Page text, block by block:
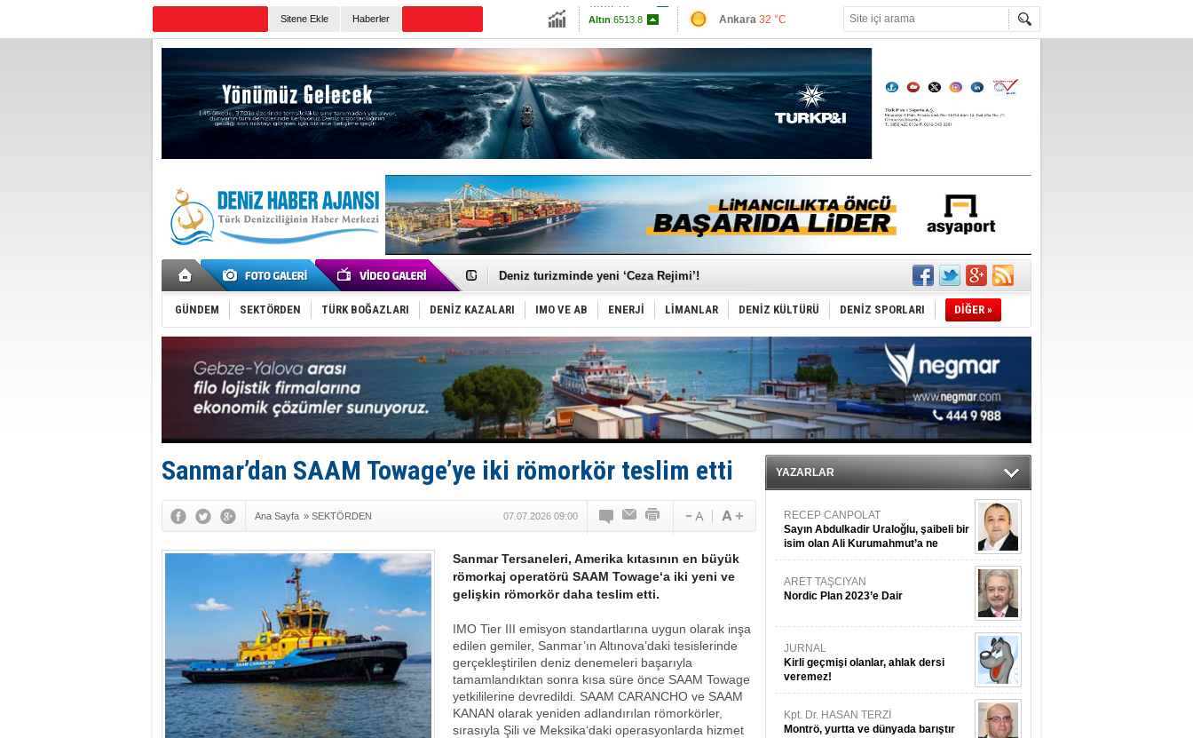
Sitene Ekle Haberler
Altın 6513.8
Euro55.0475
Ankara 32 °C
Antalya34 °C
Muğla 34 °C
Çanakkale 33 °C
Türkiye-Irak enerji hattında yeni dönem başlıyor
Deniz turizminde yeni ‘Ceza Rejimi’!
DÖDER, 28. Dönem Yönetim Kurulu Başkanını seçti!
Fairline, Türkiye’de ‘SoleMarin’i seçti
Baltık Denizi'nde tarih yazıldı!
Runit kubbesi okyanusun derinliklerinde halkı tehdit ediyor
Limana dadandılar, 10 tekneyi soydular!
Türk Loydu’na Süveyş tonaj yetkisi
Hüseyin Mengi: “Yapay Zekâ, Ustanın yerini alamaz”
Hat-San Tersanesi’nden yüzer havuza omurga: NB26
Med Marine’e yeni Römorkör!
KOSDER’den Karadeniz için ‘Çağrı’!
Tekne, su aldı: 100 yolcu, tahliye edildi
GÜNDEM SEKTÖRDEN TÜRK BOĞAZLARI DENİZ KAZALARI IMO VE AB ENERJİ LİMANLAR DENİZ KÜLTÜRÜ DENİZ SPORLARI DİĞER »
Sanmar’dan SAAM Towage’ye iki römorkör teslim etti
Ana Sayfa » SEKTÖRDEN 07.07.2026 09:00
Sanmar Tersaneleri, Amerika kıtasının en büyük
römorkaj operatörü SAAM Towage‘a iki yeni ve
gelişkin römorkör daha teslim etti.
IMO Tier III emisyon standartlarına uygun olarak inşa
edilen gemiler, Sanmar’ın Altınova’daki tesislerinde
gerçekleştirilen deniz denemeleri başarıyla
tamamlandıktan sonra kısa süre önce SAAM Towage
yetkililerine devredildi. SAAM CARANCHO ve SAAM
KANAN olarak yeniden adlandırılan römorkörler,
sırasıyla Şili ve Meksika‘daki operasyonlarda hizmet
YAZARLAR
RECEP CANPOLAT
Sayın Abdulkadir Uraloğlu, şaibeli bir
isim olan Ali Kurumahmut’a ne
danışıyorsunuz?
ARET TAŞCIYAN
Nordic Plan 2023’e Dair
JURNAL
Kirli geçmişi olanlar, ahlak dersi
veremez!
Kpt. Dr. HASAN TERZİ
Montrö, yurtta ve dünyada barıştır